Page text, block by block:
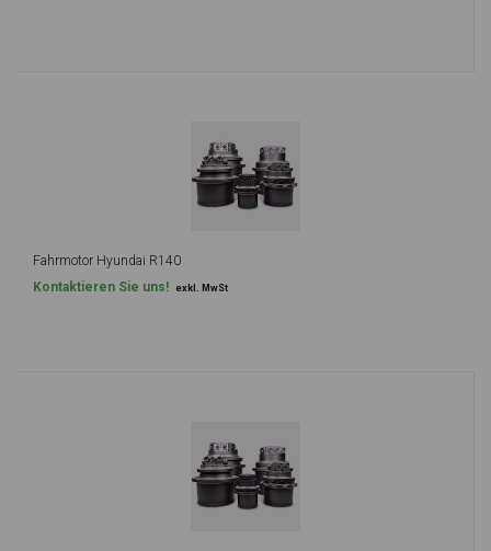
Fahrmotor Hyundai R140
Kontaktieren Sie uns! exkl. MwSt